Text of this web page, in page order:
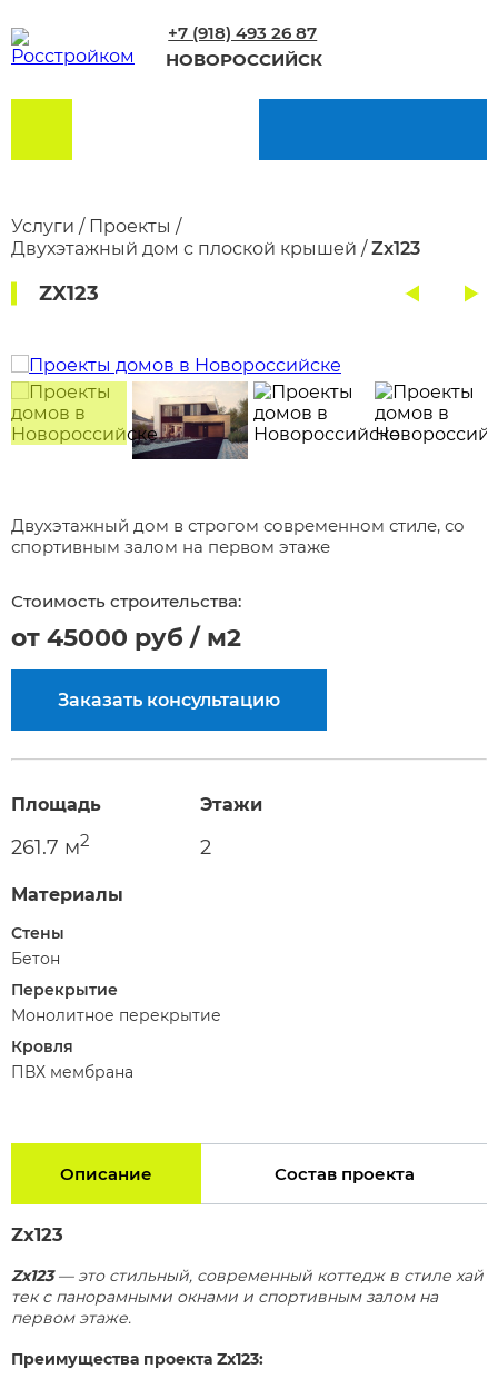
+7 (918) 493 26 87
НОВОРОССИЙСК
Услуги / Проекты /
Двухэтажный дом с плоской крышей / Zx123
ZX123
Двухэтажный дом в строгом современном стиле, со
спортивным залом на первом этаже
Площадь
261.7 м2
Этажи
2
Материалы
Стены
Бетон
Перекрытие
Монолитное перекрытие
Кровля
ПВХ мембрана
Стоимость строительства:
от 45000 руб / м2
Заказать консультацию
Описание Состав проекта
Zx123
Zx123— это стильный, современный коттедж в стиле хай
тек с панорамными окнами и спортивным залом на
первом этаже.
Преимущества проекта Zx123: